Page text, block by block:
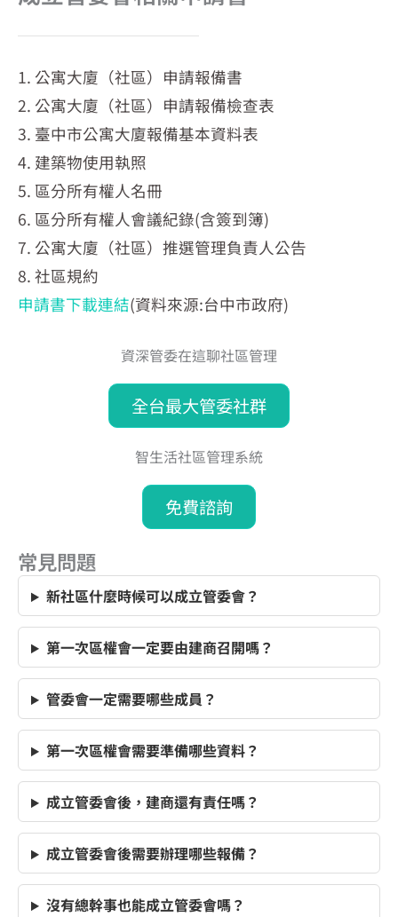
1. 公寓大廈（社區）申請報備書
2. 公寓大廈（社區）申請報備檢查表
3. 臺中市公寓大廈報備基本資料表
4. 建築物使用執照
5. 區分所有權人名冊
6. 區分所有權人會議紀錄(含簽到簿)
7. 公寓大廈（社區）推選管理負責人公告
8. 社區規約
申請書下載連結(資料來源:台中市政府)
資深管委在這聊社區管理
全台最大管委社群
智生活社區管理系統
免費諮詢
常見問題
新社區什麼時候可以成立管委會？
第一次區權會一定要由建商召開嗎？
管委會一定需要哪些成員？
第一次區權會需要準備哪些資料？
成立管委會後，建商還有責任嗎？
成立管委會後需要辦理哪些報備？
沒有總幹事也能成立管委會嗎？